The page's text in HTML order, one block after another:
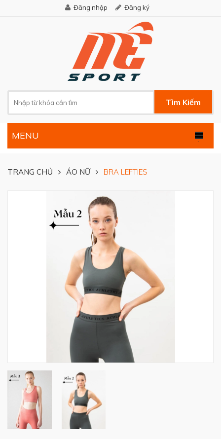
Đăng nhập Đăng ký
Tìm Kiếm
.
MENU
TRANG CHỦ ÁO NỮ BRA LEFTIES